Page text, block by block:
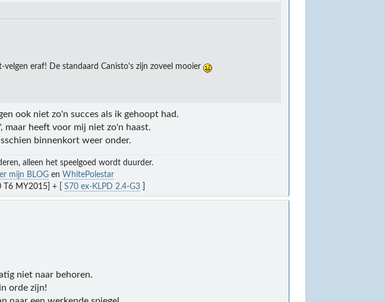
eraf! De standaard Canisto's zijn zoveel mooier
ook niet zo'n succes als ik gehoopt had.
maar heeft voor mij niet zo'n haast.
binnenkort weer onder.
alleen het speelgoed wordt duurder.
mijn BLOGen WhitePolestar
T6 MY2015] + [ S70 ex-KLPD 2.4-G3]
niet naar behoren.
orde zijn!